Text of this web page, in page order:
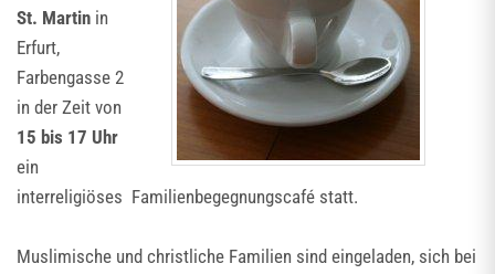
St. Martin in
Erfurt,
Farbengasse 2
in der Zeit von
15 bis 17 Uhr
ein
interreligiöses Familienbegegnungscafé statt.
Muslimische und christliche Familien sind eingeladen, sich bei